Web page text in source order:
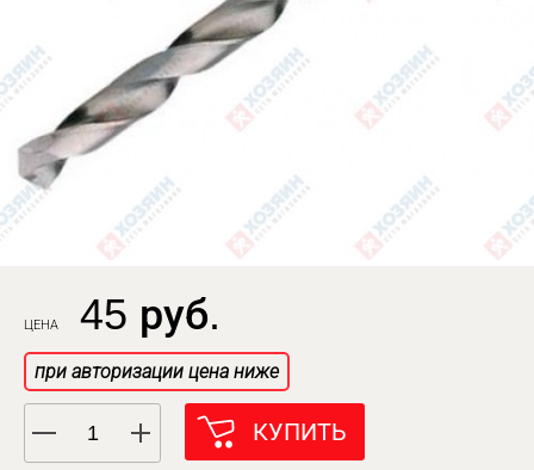
ЦЕНА 45 руб.
при авторизации цена ниже
КУПИТЬ